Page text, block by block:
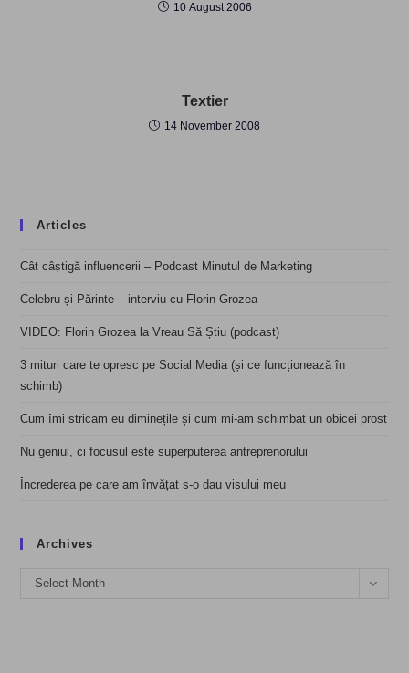
10 August 2006
Textier
14 November 2008
Articles
Cât câștigă influencerii – Podcast Minutul de Marketing
Celebru și Părinte – interviu cu Florin Grozea
VIDEO: Florin Grozea la Vreau Să Știu (podcast)
3 mituri care te opresc pe Social Media (și ce funcționează în
schimb)
Cum îmi stricam eu diminețile și cum mi-am schimbat un obicei prost
Nu geniul, ci focusul este superputerea antreprenorului
Încrederea pe care am învățat s-o dau visului meu
Archives
Archives
Select Month